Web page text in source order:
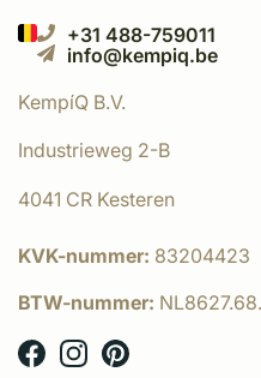
+31 488-759011
info@kempiq.be
KempíQ B.V.
Industrieweg 2-B
4041 CR Kesteren
KVK-nummer: 83204423
BTW-nummer: